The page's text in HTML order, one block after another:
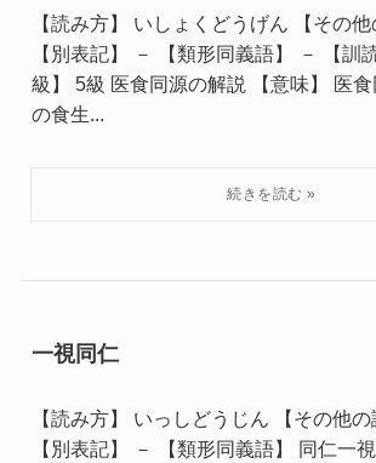
【読み方】 いしょくどうげん 【その
【別表記】 － 【類形同義語】 － 【訓
級】 5級 医食同源の解説 【意味】 医
の食生...
一視同仁
【読み方】 いっしどうじん 【その他の
【別表記】 － 【類形同義語】 同仁一